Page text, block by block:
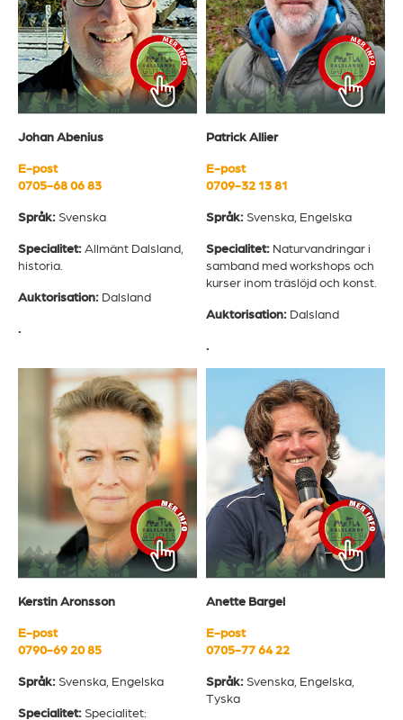
Johan Abenius
E-post
0705-68 06 83
Språk: Svenska
Specialitet: Allmänt Dalsland,
historia.
Auktorisation: Dalsland
Patrick Allier
E-post
0709-32 13 81
Språk: Svenska, Engelska
Specialitet: Naturvandringar i
samband med workshops och
kurser inom träslöjd och konst.
Auktorisation: Dalsland
Kerstin Aronsson
E-post
0790-69 20 85
Språk: Svenska, Engelska
Specialitet: Specialitet:
Anette Bargel
E-post
0705-77 64 22
Språk: Svenska, Engelska,
Tyska